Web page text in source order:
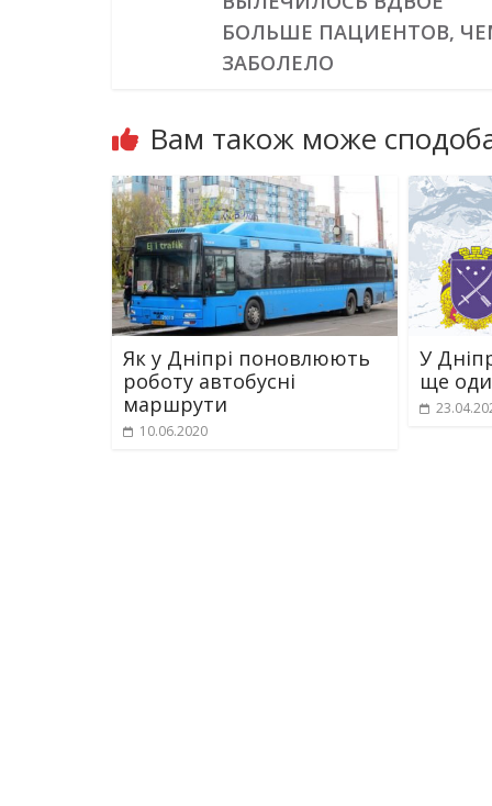
БОЛЬШЕ ПАЦИЕНТОВ,
ЗАБОЛЕЛО
Вам також може
Як у Дніпрі поновлюють
роботу автобусні
маршрути
10.06.2020
У
ще